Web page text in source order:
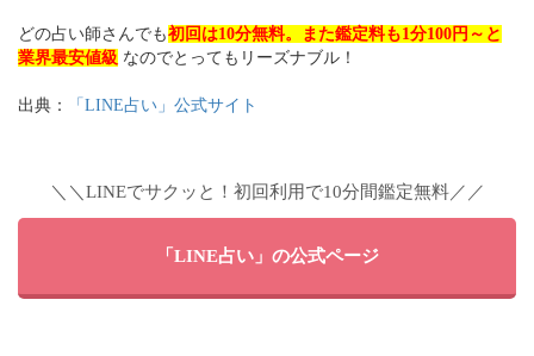
どの占い師さんでも初回は10分無料。また鑑定料も1分100円～と
業界最安値級 なのでとってもリーズナブル！
出典： 「LINE占い」公式サイト
＼＼LINEでサクッと！初回利用で10分間鑑定無料／／
「LINE占い」の公式ページ